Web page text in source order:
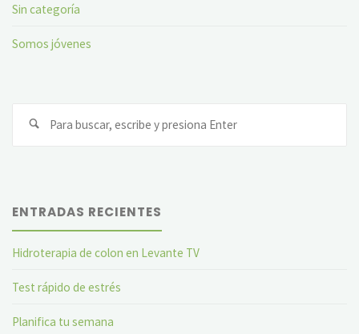
Sin categoría
Somos jóvenes
ENTRADAS RECIENTES
Hidroterapia de colon en Levante TV
Test rápido de estrés
Planifica tu semana